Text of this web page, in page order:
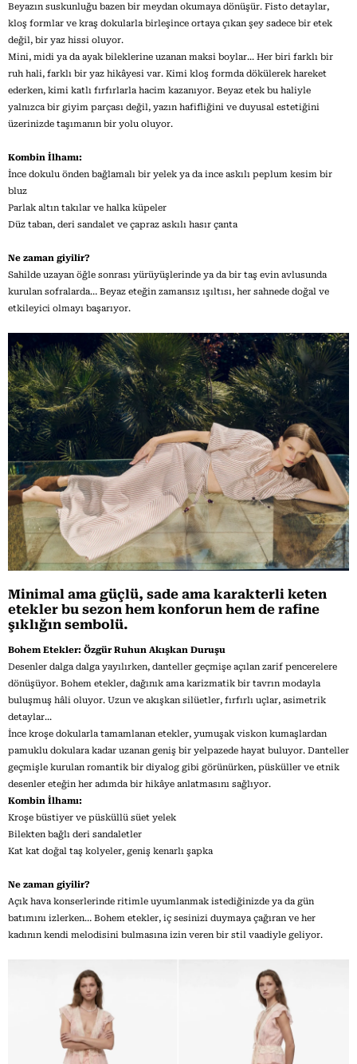
Beyazın suskunluğu bazen bir meydan okumaya dönüşür. Fisto detaylar,
kloş formlar ve kraş dokularla birleşince ortaya çıkan şey sadece bir etek
değil, bir yaz hissi oluyor.
Mini, midi ya da ayak bileklerine uzanan maksi boylar... Her biri farklı bir
ruh hali, farklı bir yaz hikâyesi var. Kimi kloş formda dökülerek hareket
ederken, kimi katlı fırfırlarla hacim kazanıyor. Beyaz etek bu haliyle
yalnızca bir giyim parçası değil, yazın hafifliğini ve duyusal estetiğini
üzerinizde taşımanın bir yolu oluyor.
Kombin İlhamı:
İnce dokulu önden bağlamalı bir yelek ya da ince askılı peplum kesim bir
bluz
Parlak altın takılar ve halka küpeler
Düz taban, deri sandalet ve çapraz askılı hasır çanta
Ne zaman giyilir?
Sahilde uzayan öğle sonrası yürüyüşlerinde ya da bir taş evin avlusunda
kurulan sofralarda… Beyaz eteğin zamansız ışıltısı, her sahnede doğal ve
etkileyici olmayı başarıyor.
Minimal ama güçlü, sade ama karakterli keten
etekler bu sezon hem konforun hem de rafine
şıklığın sembolü.
Bohem Etekler: Özgür Ruhun Akışkan Duruşu
Desenler dalga dalga yayılırken, danteller geçmişe açılan zarif pencerelere
dönüşüyor. Bohem etekler, dağınık ama karizmatik bir tavrın modayla
buluşmuş hâli oluyor. Uzun ve akışkan silüetler, fırfırlı uçlar, asimetrik
detaylar...
İnce kroşe dokularla tamamlanan etekler, yumuşak viskon kumaşlardan
pamuklu dokulara kadar uzanan geniş bir yelpazede hayat buluyor. Danteller
geçmişle kurulan romantik bir diyalog gibi görünürken, püsküller ve etnik
desenler eteğin her adımda bir hikâye anlatmasını sağlıyor.
Kombin İlhamı:
Kroşe büstiyer ve püsküllü süet yelek
Bilekten bağlı deri sandaletler
Kat kat doğal taş kolyeler, geniş kenarlı şapka
Ne zaman giyilir?
Açık hava konserlerinde ritimle uyumlanmak istediğinizde ya da gün
batımını izlerken… Bohem etekler, iç sesinizi duymaya çağıran ve her
kadının kendi melodisini bulmasına izin veren bir stil vaadiyle geliyor.